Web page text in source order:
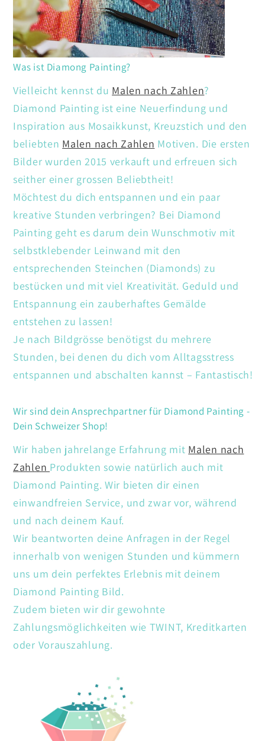
Was ist Diamong Painting?
Vielleicht kennst du Malen nach Zahlen?
Diamond Painting ist eine Neuerfindung und
Inspiration aus Mosaikkunst, Kreuzstich und den
beliebten Malen nach Zahlen Motiven. Die ersten
Bilder wurden 2015 verkauft und erfreuen sich
seither einer grossen Beliebtheit!
Möchtest du dich entspannen und ein paar
kreative Stunden verbringen? Bei Diamond
Painting geht es darum dein Wunschmotiv mit
selbstklebender Leinwand mit den
entsprechenden Steinchen (Diamonds) zu
bestücken und mit viel Kreativität. Geduld und
Entspannung ein zauberhaftes Gemälde
entstehen zu lassen!
Je nach Bildgrösse benötigst du mehrere
Stunden, bei denen du dich vom Alltagsstress
entspannen und abschalten kannst – Fantastisch!
Wir sind dein Ansprechpartner für Diamond Painting -
Dein Schweizer Shop!
Wir haben jahrelange Erfahrung mit Malen nach
Zahlen Produkten sowie natürlich auch mit
Diamond Painting. Wir bieten dir einen
einwandfreien Service, und zwar vor, während
und nach deinem Kauf.
Wir beantworten deine Anfragen in der Regel
innerhalb von wenigen Stunden und kümmern
uns um dein perfektes Erlebnis mit deinem
Diamond Painting Bild.
Zudem bieten wir dir gewohnte
Zahlungsmöglichkeiten wie TWINT, Kreditkarten
oder Vorauszahlung.